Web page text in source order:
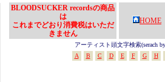
BLOODSUCKER recordsの商品
は
これまでどおり消費税はいただ
きません
HOME
アーティスト頭文字検索(serach
A
B C D E F G H